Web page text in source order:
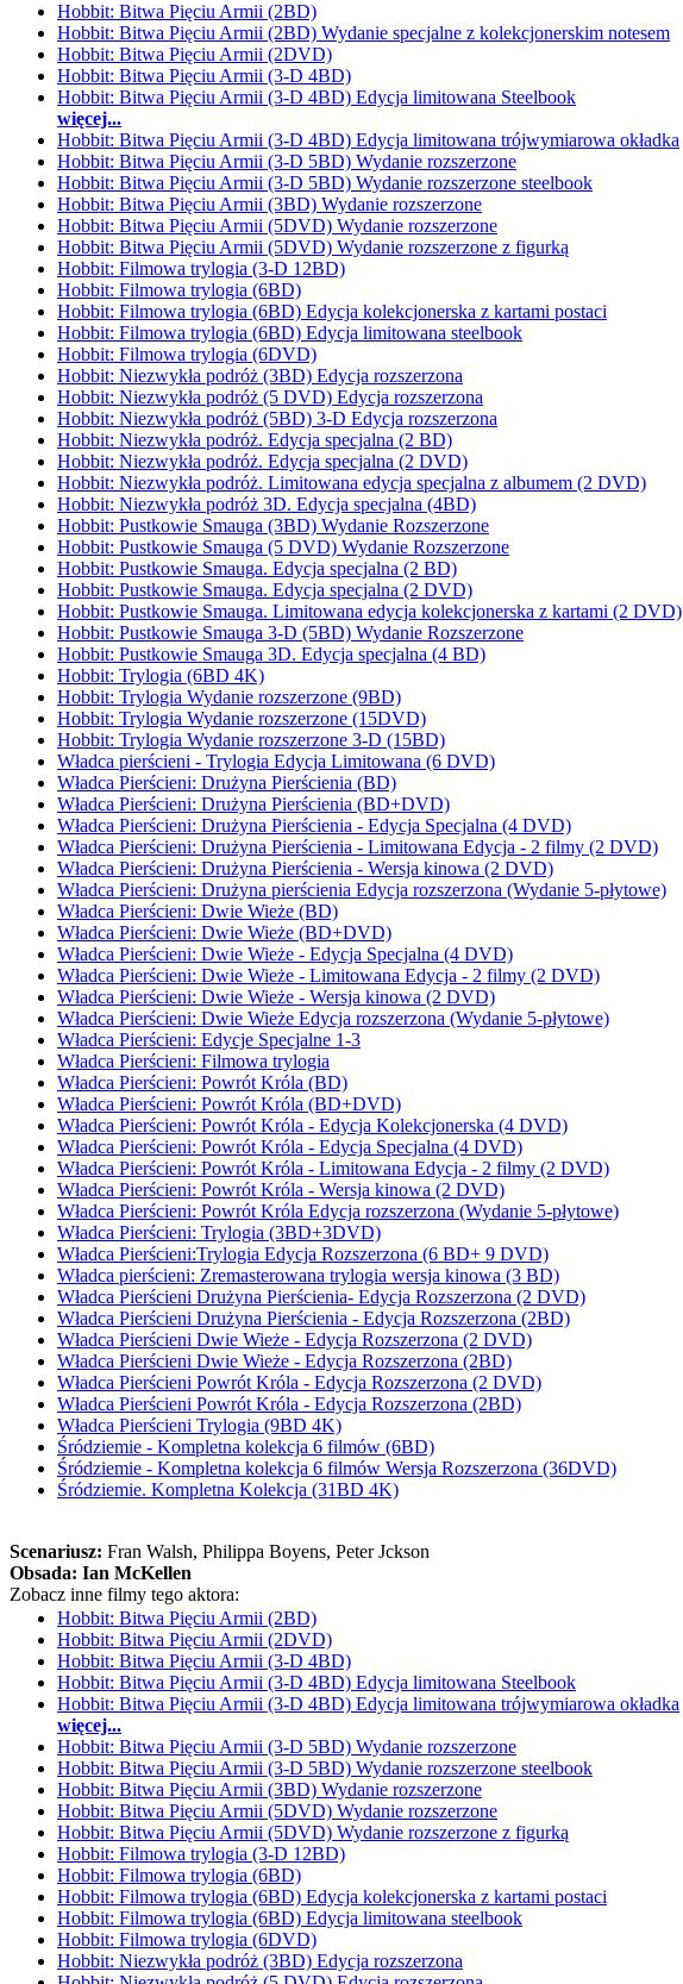
Hobbit: Bitwa Pięciu Armii (2BD)
Hobbit: Bitwa Pięciu Armii (2BD) Wydanie specjalne z kolekcjonerskim notesem
Hobbit: Bitwa Pięciu Armii (2DVD)
Hobbit: Bitwa Pięciu Armii (3-D 4BD)
Hobbit: Bitwa Pięciu Armii (3-D 4BD) Edycja limitowana Steelbook
więcej...
Hobbit: Bitwa Pięciu Armii (3-D 4BD) Edycja limitowana trójwymiarowa okładka
Hobbit: Bitwa Pięciu Armii (3-D 5BD) Wydanie rozszerzone
Hobbit: Bitwa Pięciu Armii (3-D 5BD) Wydanie rozszerzone steelbook
Hobbit: Bitwa Pięciu Armii (3BD) Wydanie rozszerzone
Hobbit: Bitwa Pięciu Armii (5DVD) Wydanie rozszerzone
Hobbit: Bitwa Pięciu Armii (5DVD) Wydanie rozszerzone z figurką
Hobbit: Filmowa trylogia (3-D 12BD)
Hobbit: Filmowa trylogia (6BD)
Hobbit: Filmowa trylogia (6BD) Edycja kolekcjonerska z kartami postaci
Hobbit: Filmowa trylogia (6BD) Edycja limitowana steelbook
Hobbit: Filmowa trylogia (6DVD)
Hobbit: Niezwykła podróż (3BD) Edycja rozszerzona
Hobbit: Niezwykła podróż (5 DVD) Edycja rozszerzona
Hobbit: Niezwykła podróż (5BD) 3-D Edycja rozszerzona
Hobbit: Niezwykła podróż. Edycja specjalna (2 BD)
Hobbit: Niezwykła podróż. Edycja specjalna (2 DVD)
Hobbit: Niezwykła podróż. Limitowana edycja specjalna z albumem (2 DVD)
Hobbit: Niezwykła podróż 3D. Edycja specjalna (4BD)
Hobbit: Pustkowie Smauga (3BD) Wydanie Rozszerzone
Hobbit: Pustkowie Smauga (5 DVD) Wydanie Rozszerzone
Hobbit: Pustkowie Smauga. Edycja specjalna (2 BD)
Hobbit: Pustkowie Smauga. Edycja specjalna (2 DVD)
Hobbit: Pustkowie Smauga. Limitowana edycja kolekcjonerska z kartami (2 DVD)
Hobbit: Pustkowie Smauga 3-D (5BD) Wydanie Rozszerzone
Hobbit: Pustkowie Smauga 3D. Edycja specjalna (4 BD)
Hobbit: Trylogia (6BD 4K)
Hobbit: Trylogia Wydanie rozszerzone (9BD)
Hobbit: Trylogia Wydanie rozszerzone (15DVD)
Hobbit: Trylogia Wydanie rozszerzone 3-D (15BD)
Władca pierścieni - Trylogia Edycja Limitowana (6 DVD)
Władca Pierścieni: Drużyna Pierścienia (BD)
Władca Pierścieni: Drużyna Pierścienia (BD+DVD)
Władca Pierścieni: Drużyna Pierścienia - Edycja Specjalna (4 DVD)
Władca Pierścieni: Drużyna Pierścienia - Limitowana Edycja - 2 filmy (2 DVD)
Władca Pierścieni: Drużyna Pierścienia - Wersja kinowa (2 DVD)
Władca Pierścieni: Drużyna pierścienia Edycja rozszerzona (Wydanie 5-płytowe)
Władca Pierścieni: Dwie Wieże (BD)
Władca Pierścieni: Dwie Wieże (BD+DVD)
Władca Pierścieni: Dwie Wieże - Edycja Specjalna (4 DVD)
Władca Pierścieni: Dwie Wieże - Limitowana Edycja - 2 filmy (2 DVD)
Władca Pierścieni: Dwie Wieże - Wersja kinowa (2 DVD)
Władca Pierścieni: Dwie Wieże Edycja rozszerzona (Wydanie 5-płytowe)
Władca Pierścieni: Edycje Specjalne 1-3
Władca Pierścieni: Filmowa trylogia
Władca Pierścieni: Powrót Króla (BD)
Władca Pierścieni: Powrót Króla (BD+DVD)
Władca Pierścieni: Powrót Króla - Edycja Kolekcjonerska (4 DVD)
Władca Pierścieni: Powrót Króla - Edycja Specjalna (4 DVD)
Władca Pierścieni: Powrót Króla - Limitowana Edycja - 2 filmy (2 DVD)
Władca Pierścieni: Powrót Króla - Wersja kinowa (2 DVD)
Władca Pierścieni: Powrót Króla Edycja rozszerzona (Wydanie 5-płytowe)
Władca Pierścieni: Trylogia (3BD+3DVD)
Władca Pierścieni:Trylogia Edycja Rozszerzona (6 BD+ 9 DVD)
Władca pierścieni: Zremasterowana trylogia wersja kinowa (3 BD)
Władca Pierścieni Drużyna Pierścienia- Edycja Rozszerzona (2 DVD)
Władca Pierścieni Drużyna Pierścienia - Edycja Rozszerzona (2BD)
Władca Pierścieni Dwie Wieże - Edycja Rozszerzona (2 DVD)
Władca Pierścieni Dwie Wieże - Edycja Rozszerzona (2BD)
Władca Pierścieni Powrót Króla - Edycja Rozszerzona (2 DVD)
Władca Pierścieni Powrót Króla - Edycja Rozszerzona (2BD)
Władca Pierścieni Trylogia (9BD 4K)
Śródziemie - Kompletna kolekcja 6 filmów (6BD)
Śródziemie - Kompletna kolekcja 6 filmów Wersja Rozszerzona (36DVD)
Śródziemie. Kompletna Kolekcja (31BD 4K)
Scenariusz: Fran Walsh, Philippa Boyens, Peter Jckson
Obsada: Ian McKellen
Zobacz inne filmy tego aktora:
Hobbit: Bitwa Pięciu Armii (2BD)
Hobbit: Bitwa Pięciu Armii (2DVD)
Hobbit: Bitwa Pięciu Armii (3-D 4BD)
Hobbit: Bitwa Pięciu Armii (3-D 4BD) Edycja limitowana Steelbook
Hobbit: Bitwa Pięciu Armii (3-D 4BD) Edycja limitowana trójwymiarowa okładka
więcej...
Hobbit: Bitwa Pięciu Armii (3-D 5BD) Wydanie rozszerzone
Hobbit: Bitwa Pięciu Armii (3-D 5BD) Wydanie rozszerzone steelbook
Hobbit: Bitwa Pięciu Armii (3BD) Wydanie rozszerzone
Hobbit: Bitwa Pięciu Armii (5DVD) Wydanie rozszerzone
Hobbit: Bitwa Pięciu Armii (5DVD) Wydanie rozszerzone z figurką
Hobbit: Filmowa trylogia (3-D 12BD)
Hobbit: Filmowa trylogia (6BD)
Hobbit: Filmowa trylogia (6BD) Edycja kolekcjonerska z kartami postaci
Hobbit: Filmowa trylogia (6BD) Edycja limitowana steelbook
Hobbit: Filmowa trylogia (6DVD)
Hobbit: Niezwykła podróż (3BD) Edycja rozszerzona